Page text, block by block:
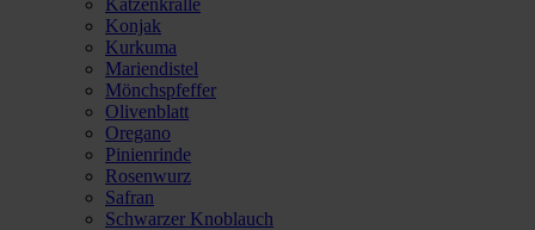
Katzenkralle
Konjak
Kurkuma
Mariendistel
Mönchspfeffer
Olivenblatt
Oregano
Pinienrinde
Rosenwurz
Safran
Schwarzer Knoblauch